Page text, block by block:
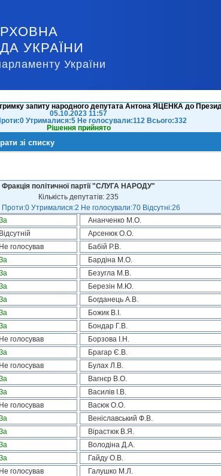
УКРАЇНИ
України
запиту народного депутата Антона ЯЦЕНКА до
05.10.2023 11:57
Утрималися:5 Не голосували:112 Всього:332
Рішення прийнято
зі списку
Фракція політичної партії "СЛУГА НАРОДУ"
Кількість депутатів: 235
Утрималися:2 Не голосували:70 Відсутні:26
Ананченко М.О.
Відсутній Арсенюк О.О.
Не голосував Бабій Р.В.
Бардіна М.О.
Безугла М.В.
Березін М.Ю.
Богданець А.В.
Божик В.І.
Бондар Г.В.
Не голосував Борзова І.Н.
Брагар Є.В.
Не голосував Булах Л.В.
Вагнєр В.О.
Василів І.В.
Не голосував Васюк О.О.
Веніславський Ф.В.
Вірастюк В.Я.
Володіна Д.А.
Гайду О.В.
Не голосував Галушко М.Л.